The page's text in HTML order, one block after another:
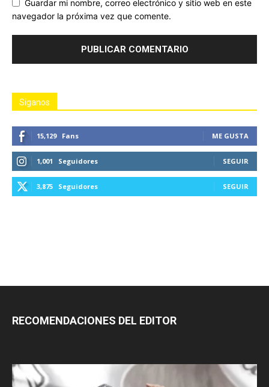
Guardar mi nombre, correo electrónico y sitio web en este
navegador la próxima vez que comente.
Siganos
15,129 Fans ME GUSTA
1,001 Seguidores SEGUIR
3,875 Seguidores SEGUIR
RECOMENDACIONES DEL EDITOR